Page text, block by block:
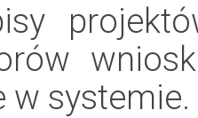
w systemie.